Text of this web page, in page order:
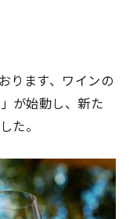
ります、ワインの
が始動し、新た
た。